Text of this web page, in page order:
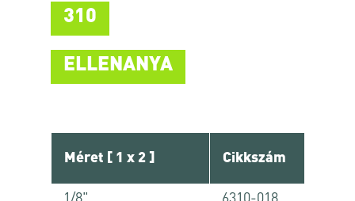
310
ELLENANYA
Méret [ 1 x 2 ] Cikkszám